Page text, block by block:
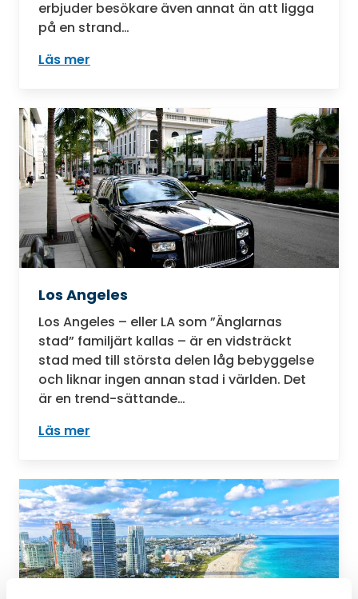
erbjuder besökare även annat än att ligga
på en strand…
Läs mer
Los Angeles
Los Angeles – eller LA som ”Änglarnas
stad” familjärt kallas – är en vidsträckt
stad med till största delen låg bebyggelse
och liknar ingen annan stad i världen. Det
är en trend-sättande…
Läs mer